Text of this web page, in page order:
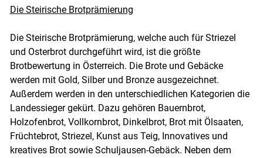
Die Steirische Brotprämierung
Die Steirische Brotprämierung, welche auch für Striezel
und Osterbrot durchgeführt wird, ist die größte
Brotbewertung in Österreich. Die Brote und Gebäcke
werden mit Gold, Silber und Bronze ausgezeichnet.
Außerdem werden in den unterschiedlichen Kategorien die
Landessieger gekürt. Dazu gehören Bauernbrot,
Holzofenbrot, Vollkornbrot, Dinkelbrot, Brot mit Ölsaaten,
Früchtebrot, Striezel, Kunst aus Teig, Innovatives und
kreatives Brot sowie Schuljausen-Gebäck. Neben dem